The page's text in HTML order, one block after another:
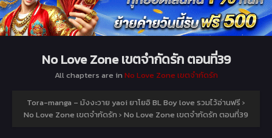
No Love Zone เขตจำกัดรัก ตอนที่39
All chapters are in No Love Zone เขตจำกัดรัก
Tora-manga – มังงะวาย yaoi ยาโยอิ BL Boy love รวมไว้อ่านฟรี ›
No Love Zone เขตจำกัดรัก › No Love Zone เขตจำกัดรัก ตอนที่39